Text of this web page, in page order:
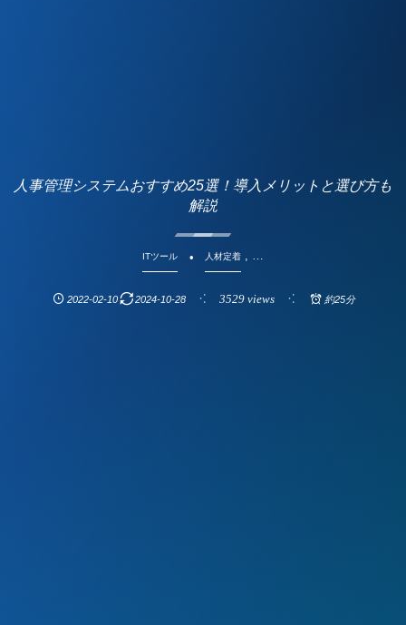
人事管理システムおすすめ25選！導入メリットと選び方も
解説
ITツール 人材定着 , …
2022-02-10 2024-10-28 3529 views 約25分